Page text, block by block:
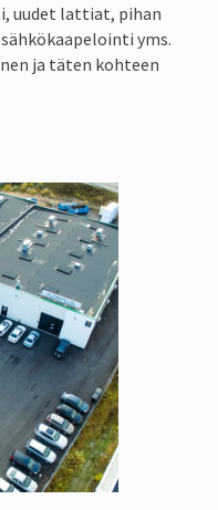
uudet lattiat, pihan
yms.
ja täten kohteen